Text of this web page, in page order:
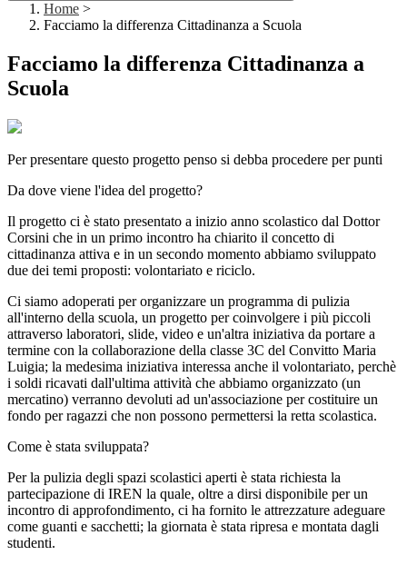
Home >
Facciamo la differenza Cittadinanza a Scuola
Facciamo la differenza Cittadinanza a
Scuola
Per presentare questo progetto penso si debba procedere per punti
Da dove viene l'idea del progetto?
Il progetto ci è stato presentato a inizio anno scolastico dal Dottor
Corsini che in un primo incontro ha chiarito il concetto di
cittadinanza attiva e in un secondo momento abbiamo sviluppato
due dei temi proposti: volontariato e riciclo.
Ci siamo adoperati per organizzare un programma di pulizia
all'interno della scuola, un progetto per coinvolgere i più piccoli
attraverso laboratori, slide, video e un'altra iniziativa da portare a
termine con la collaborazione della classe 3C del Convitto Maria
Luigia; la medesima iniziativa interessa anche il volontariato, perchè
i soldi ricavati dall'ultima attività che abbiamo organizzato (un
mercatino) verranno devoluti ad un'associazione per costituire un
fondo per ragazzi che non possono permettersi la retta scolastica.
Come è stata sviluppata?
Per la pulizia degli spazi scolastici aperti è stata richiesta la
partecipazione di IREN la quale, oltre a dirsi disponibile per un
incontro di approfondimento, ci ha fornito le attrezzature adeguare
come guanti e sacchetti; la giornata è stata ripresa e montata dagli
studenti.